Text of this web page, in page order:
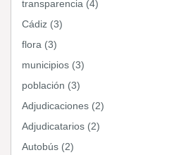
transparencia (4)
Cádiz (3)
flora (3)
municipios (3)
población (3)
Adjudicaciones (2)
Adjudicatarios (2)
Autobús (2)